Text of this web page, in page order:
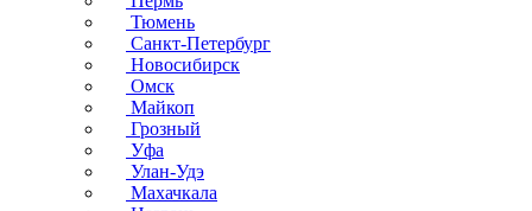
Тюмень
Санкт-Петербург
Новосибирск
Омск
Майкоп
Грозный
Уфа
Улан-Удэ
Махачкала